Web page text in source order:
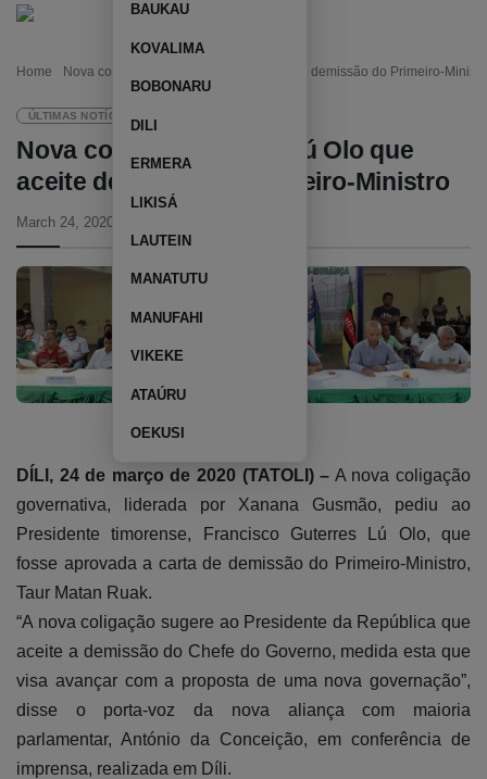
BAUKAU
KOVALIMA
BOBONARU
DILI
ERMERA
LIKISÁ
LAUTEIN
MANATUTU
MANUFAHI
VIKEKE
ATAÚRU
OEKUSI
Home Nova coligação pede a Lú Olo que aceite demissão do Primeiro-
ÚLTIMAS NOTÍCIAS
Nova coligação pede a Lú Olo que
aceite demissão do Primeiro-Ministro
March 24, 2020
DÍLI, 24 de março de 2020 (TATOLI) – A nova coligação
governativa, liderada por Xanana Gusmão, pediu ao
Presidente timorense, Francisco Guterres Lú Olo, que
fosse aprovada a carta de demissão do Primeiro-Ministro,
Taur Matan Ruak.
“A nova coligação sugere ao Presidente da República que
aceite a demissão do Chefe do Governo, medida esta que
visa avançar com a proposta de uma nova governação”,
disse o porta-voz da nova aliança com maioria
parlamentar, António da Conceição, em conferência de
imprensa, realizada em Díli.